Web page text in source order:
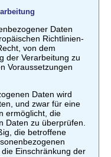
Daten
Richtlinien-
von dem
der Verarbeitung zu
Voraussetzungen
Daten wird
und zwar für eine
ermöglicht, die
Daten zu überprüfen.
die betroffene
Einschränkung der